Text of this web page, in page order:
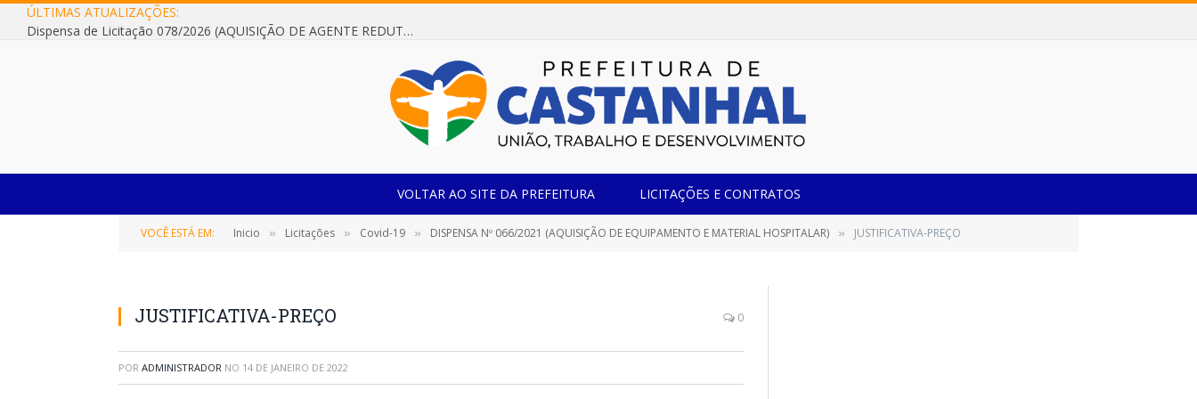
ÚLTIMAS ATUALIZAÇÕES:
Dispensa de Licitação 078/2026 (AQUISIÇÃO DE AGENTE REDUTOR LÍQUIDO AUTOMOTIVO – ARLA 32, PARA ATENDER A FROTA OFICIAL DE VEÍCULOS DA SECRETARIA MUNICIPAL DE EDUCAÇÃO DO MUNICÍPIO DE CASTANHAL/PA)
VOLTAR AO SITE DA PREFEITURA LICITAÇÕES E CONTRATOS
VOCÊ ESTÁ EM: Inicio » Licitações » Covid-19 » DISPENSA Nº 066/2021 (AQUISIÇÃO DE EQUIPAMENTO E MATERIAL HOSPITALAR) » JUSTIFICATIVA-PREÇO
JUSTIFICATIVA-PREÇO 0
POR ADMINISTRADOR NO 14 DE JANEIRO DE 2022